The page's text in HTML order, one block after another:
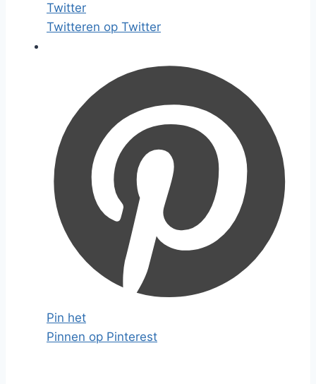
Twitter
Twitteren op Twitter
Pin het
Pinnen op Pinterest